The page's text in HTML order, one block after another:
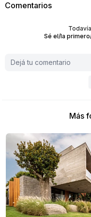
Comentarios
Sé el/la
Más